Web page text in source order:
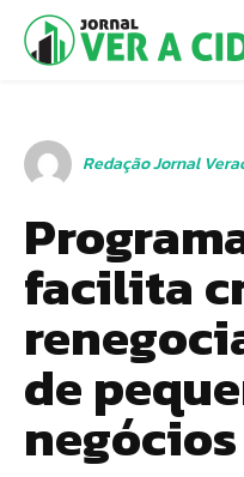
Redação Jornal
facilita
de
negócios